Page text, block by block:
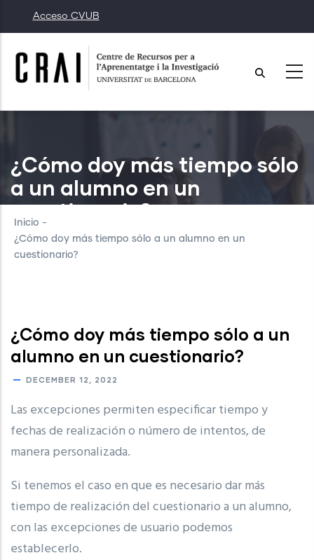
al
contenido
principal
Acceso CVUB
¿Cómo doy más tiempo sólo
a un alumno en un
cuestionario?
Inicio -
¿Cómo doy más tiempo sólo a un alumno en un
cuestionario?
¿Cómo doy más tiempo sólo a un
alumno en un cuestionario?
DECEMBER 12, 2022
Las excepciones permiten especificar tiempo y
fechas de realización o número de intentos, de
manera personalizada.
Si tenemos el caso en que es necesario dar más
tiempo de realización del cuestionario a un alumno,
con las excepciones de usuario podemos
establecerlo.